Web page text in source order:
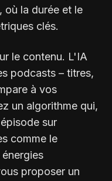
où la durée et le
clés.
le contenu. L'IA
podcasts – titres,
à vos
un algorithme qui,
sur
comme le
proposer un